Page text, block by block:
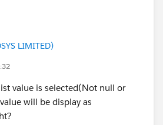
value instead of "HIGH"
LIMITED)
value is selected(Not null or
will be display as